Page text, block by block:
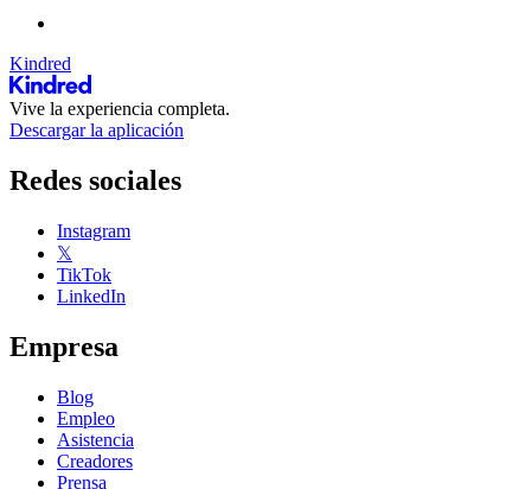
Kindred
Vive la experiencia completa.
Descargar la aplicación
Redes sociales
Instagram
𝕏
TikTok
LinkedIn
Empresa
Blog
Empleo
Asistencia
Creadores
Prensa